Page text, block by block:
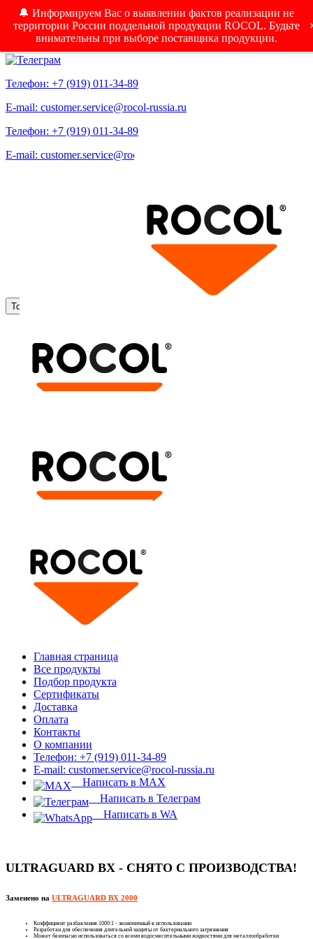
🔔 Информируем Вас о выявлении фактов реализации не
территории России поддельной продукции ROCOL. Будьте
внимательны при выборе поставщика продукции.
Телефон: +7 (919) 011-34-89
E-mail: customer.service@rocol-russia.ru
Телефон: +7 (919) 011-34-89
E-mail: customer.service@rocol-russia.ru
Toggle navigation
Главная страница
Все продукты
Подбор продукта
Сертификаты
Доставка
Оплата
Контакты
О компании
Телефон: +7 (919) 011-34-89
E-mail: customer.service@rocol-russia.ru
Написать в MAX
Написать в Телеграм
Написать в WA
ULTRAGUARD BX - СНЯТО С ПРОИЗВОДСТВА!
Заменено на ULTRAGUARD BX 2000
Коэффициент разбавления 1000:1 - экономичный в использовании
Разработан для обеспечения длительной защиты от бактериального загрязнения
Может безопасно использоваться со всеми водосмесительными жидкостями для металлообработки